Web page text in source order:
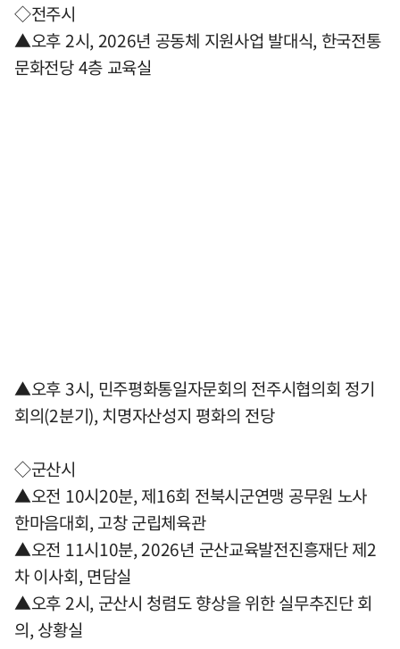
◇전주시
▲오후 2시, 2026년 공동체 지원사업 발대식, 한국전통
문화전당 4층 교육실
▲오후 3시, 민주평화통일자문회의 전주시협의회 정기
회의(2분기), 치명자산성지 평화의 전당
◇군산시
▲오전 10시20분, 제16회 전북시군연맹 공무원 노사
한마음대회, 고창 군립체육관
▲오전 11시10분, 2026년 군산교육발전진흥재단 제2
차 이사회, 면담실
▲오후 2시, 군산시 청렴도 향상을 위한 실무추진단 회
의, 상황실